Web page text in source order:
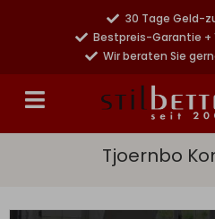
30 Tage Geld-
Bestpreis-Garantie +
Wir beraten Sie
Tjoernbo